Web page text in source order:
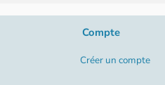
Compte
Créer un compte